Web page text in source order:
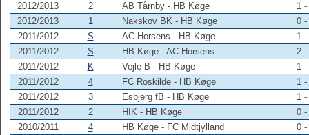
2012/2013
2 AB Tårnby - HB Køge
1 -
2012/2013
1 Nakskov BK - HB Køge
0 -
2011/2012
S AC Horsens - HB Køge
1 -
2011/2012
S HB Køge - AC Horsens
2 -
2011/2012
K Vejle B - HB Køge
1 -
2011/2012
4 FC Roskilde - HB Køge
1 -
2011/2012
3 Esbjerg fB - HB Køge
1 -
2011/2012
2 HIK - HB Køge
0 -
2010/2011
4 HB Køge - FC Midtjylland
0 -